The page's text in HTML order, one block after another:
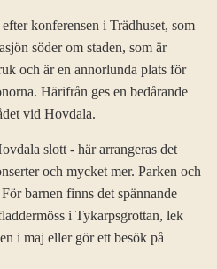
konferensen i Trädhuset, som
söder om staden, som är
och är en annorlunda plats för
Härifrån ges en bedårande
vid Hovdala.
slott - här arrangeras det
och mycket mer. Parken och
barnen finns det spännande
i Tykarpsgrottan, lek
i maj eller gör ett besök på